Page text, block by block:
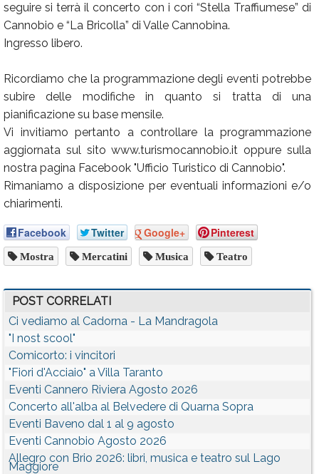
seguire si terrà il concerto con i cori “Stella Traffiumese” di
Cannobio e “La Bricolla” di Valle Cannobina.
Ingresso libero.
Ricordiamo che la programmazione degli eventi potrebbe
subire delle modifiche in quanto si tratta di una
pianificazione su base mensile.
Vi invitiamo pertanto a controllare la programmazione
aggiornata sul sito www.turismocannobio.it oppure sulla
nostra pagina Facebook "Ufficio Turistico di Cannobio".
Rimaniamo a disposizione per eventuali informazioni e/o
chiarimenti.
Facebook Twitter Google+ Pinterest
Mostra Mercatini Musica Teatro
POST CORRELATI
Ci vediamo al Cadorna - La Mandragola
"I nost scool"
Comicorto: i vincitori
"Fiori d'Acciaio" a Villa Taranto
Eventi Cannero Riviera Agosto 2026
Concerto all'alba al Belvedere di Quarna Sopra
Eventi Baveno dal 1 al 9 agosto
Eventi Cannobio Agosto 2026
Allegro con Brio 2026: libri, musica e teatro sul Lago
Maggiore